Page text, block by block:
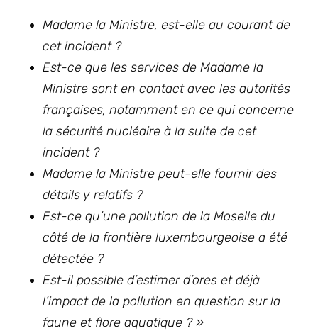
Madame la Ministre, est-elle au courant de
cet incident ?
Est-ce que les services de Madame la
Ministre sont en contact avec les autorités
françaises, notamment en ce qui concerne
la sécurité nucléaire à la suite de cet
incident ?
Madame la Ministre peut-elle fournir des
détails y relatifs ?
Est-ce qu’une pollution de la Moselle du
côté de la frontière luxembourgeoise a été
détectée ?
Est-il possible d’estimer d’ores et déjà
l’impact de la pollution en question sur la
faune et flore aquatique ? »